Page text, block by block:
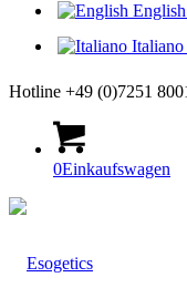
English
Italiano
Hotline +49 (0)7251
0Einkaufswagen